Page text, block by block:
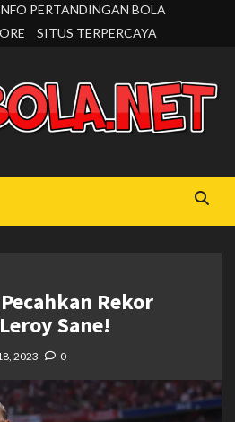
PERTANDINGAN BOLA
SITUS TERPERCAYA
Rekor
Sane!
2023 0